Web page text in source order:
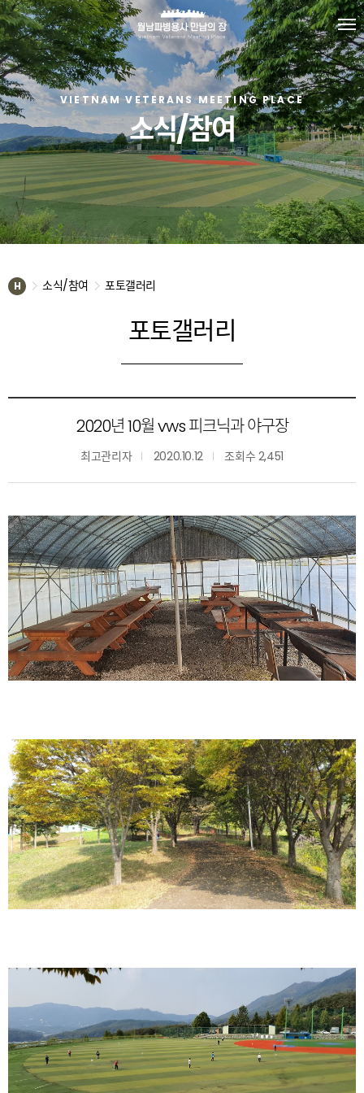
VIETNAM VETERANS MEETING PLACE
소식/참여
H 소식/참여 포토갤러리
포토갤러리
2020년 10월 vws 피크닉과 야구장
최고관리자 2020.10.12 조회수 2,451